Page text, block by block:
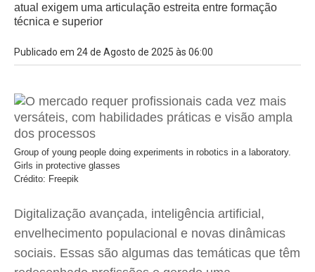
atual exigem uma articulação estreita entre formação
técnica e superior
Publicado em 24 de Agosto de 2025 às 06:00
Group of young people doing experiments in robotics in a laboratory.
Girls in protective glasses
Crédito: Freepik
Digitalização avançada, inteligência artificial,
envelhecimento populacional e novas dinâmicas
sociais. Essas são algumas das temáticas que têm